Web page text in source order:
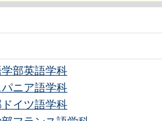
部英語学科
ニア語学科
イツ語学科